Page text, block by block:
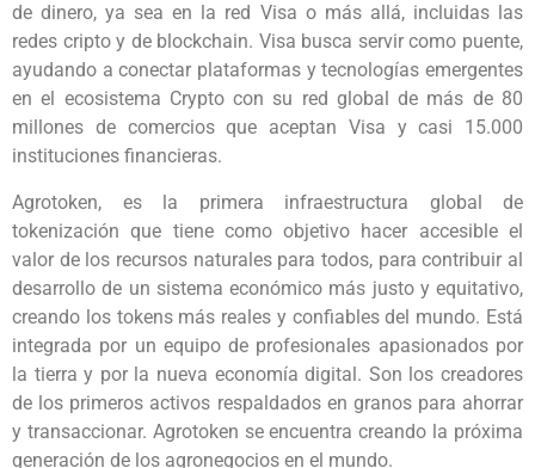
de dinero, ya sea en la red Visa o más allá, incluidas las
redes cripto y de blockchain. Visa busca servir como puente,
ayudando a conectar plataformas y tecnologías emergentes
en el ecosistema Crypto con su red global de más de 80
millones de comercios que aceptan Visa y casi 15.000
instituciones financieras.
Agrotoken, es la primera infraestructura global de
tokenización que tiene como objetivo hacer accesible el
valor de los recursos naturales para todos, para contribuir al
desarrollo de un sistema económico más justo y equitativo,
creando los tokens más reales y confiables del mundo. Está
integrada por un equipo de profesionales apasionados por
la tierra y por la nueva economía digital. Son los creadores
de los primeros activos respaldados en granos para ahorrar
y transaccionar. Agrotoken se encuentra creando la próxima
generación de los agronegocios en el mundo.